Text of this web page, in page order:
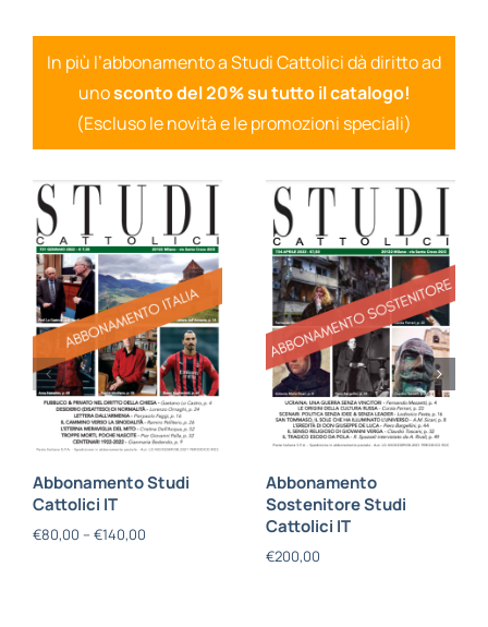
In più l’abbonamento a Studi Cattolici dà diritto ad
unosconto del 20% su tutto il catalogo!
(Escluso le novità e le promozioni speciali)
Abbonamento Studi
Cattolici IT
€80,00 – €140,00
Abbonamento
Sostenitore Studi
Cattolici IT
€200,00